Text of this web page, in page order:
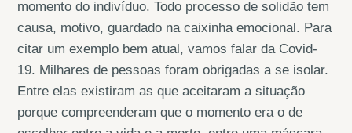
momento do indivíduo. Todo processo de solidão tem
causa, motivo, guardado na caixinha emocional. Para
citar um exemplo bem atual, vamos falar da Covid-
19. Milhares de pessoas foram obrigadas a se isolar.
Entre elas existiram as que aceitaram a situação
porque compreenderam que o momento era o de